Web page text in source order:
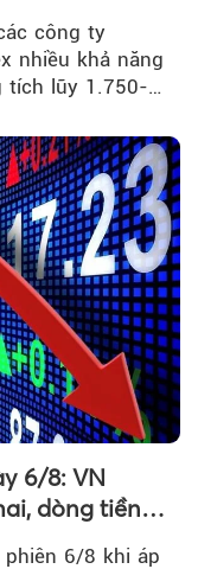
Theo
công ty
nhiều khả năng
tích lũy 1.750-
6/8: VN
dòng tiền
6/8 khi áp